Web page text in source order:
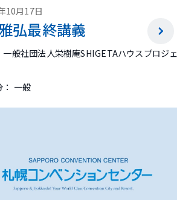
10月17日
弘最終講義
一般社団法人栄樹庵SHIGETAハウスプロジェ
： 一般